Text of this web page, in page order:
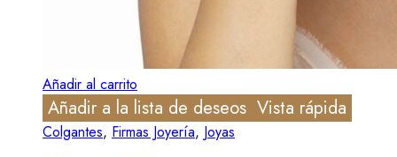
Añadir al carrito
Añadir a la lista de deseos Vista rápida
Colgantes, Firmas Joyería, Joyas